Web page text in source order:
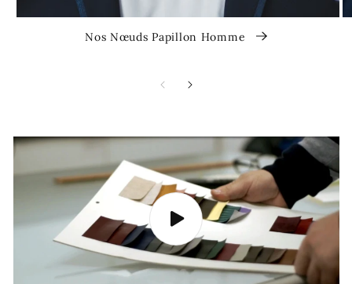
Nos Nœuds Papillon Homme